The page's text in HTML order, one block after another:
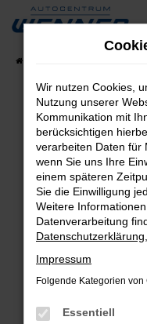
Zum
Fehler:
Beim Laden ist
Hier sind ein paar
Überprüfe
Laden andere
Suchmaschine?
Prüfe deine
Manche
Wir nutzen Cookies,
Nutzung unserer
Kommunikation mit
berücksichtigen
verarbeiten Daten für
wenn Sie uns Ihre
einem späteren
Sie die Einwilligung
Weitere
Datenverarbeitung
Datenschutzerklärung
Impressum
Folgende Kategorien
Essentiell